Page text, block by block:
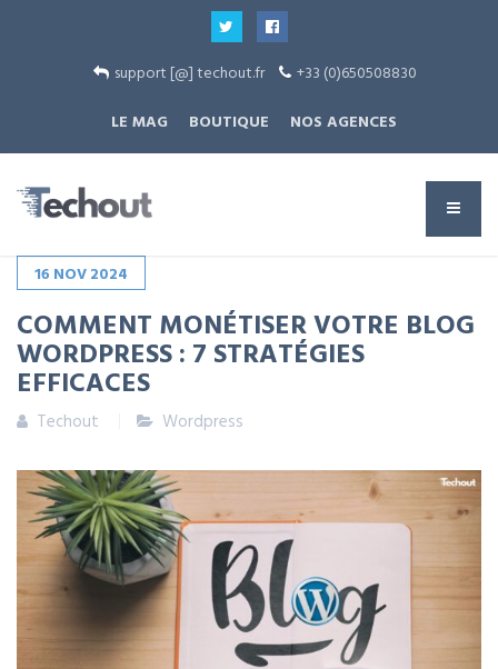
support [@] techout.fr
+33 (0)650508830
LE MAG
BOUTIQUE NOS AGENCES
16 NOV2024
COMMENT MONÉTISER VOTRE BLOG
WORDPRESS : 7 STRATÉGIES
EFFICACES
Techout Wordpress